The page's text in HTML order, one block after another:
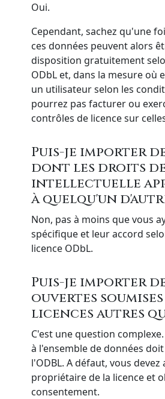
Oui.
Cependant, sachez qu'une
ces données peuvent alors
disposition gratuitement
ODbL et, dans la mesure où
un utilisateur selon les
pourrez pas facturer ou
contrôles de licence sur
Puis-je importer
dont les droits
intellectuelle
à quelqu'un
Non, pas à moins que vous
spécifique et leur accord
licence ODbL.
Puis-je importer
ouvertes soumises
licences autres
C'est une question
à l'ensemble de données
l'ODBL. A défaut, vous
propriétaire de la licence et
consentement.